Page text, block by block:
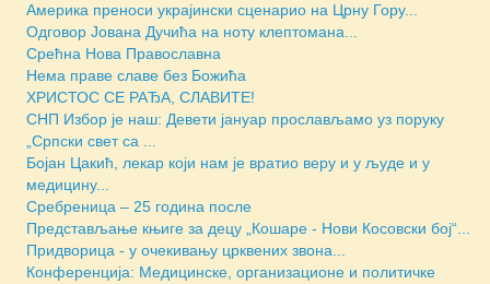
Америка преноси украјински сценарио на Црну Гору...
Одговор Јована Дучића на ноту клептомана...
Срећна Нова Православна
Нема праве славе без Божића
ХРИСТОС СЕ РАЂА, СЛАВИТЕ!
СНП Избор је наш: Девети јануар прослављамо уз поруку
„Српски свет са ...
Бојан Цакић, лекар који нам је вратио веру и у људе и у
медицину...
Сребреница – 25 година после
Представљање књиге за децу „Кошаре - Нови Косовски бој“...
Придворица - у очекивању црквених звона...
Конференција: Медицинске, организационе и политичке